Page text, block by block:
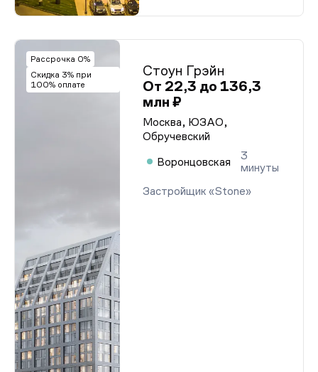
Рассрочка 0%
Скидка 3% при
100% оплате
Стоун Грэйн
От 22,3 до 136,3
млн ₽
Москва, ЮЗАО,
Обручевский
Воронцовская
3
минуты
Застройщик «Stone»